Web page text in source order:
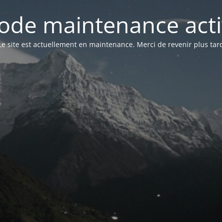
maintenance
site est actuellement en maintenance. Merci de revenir plus